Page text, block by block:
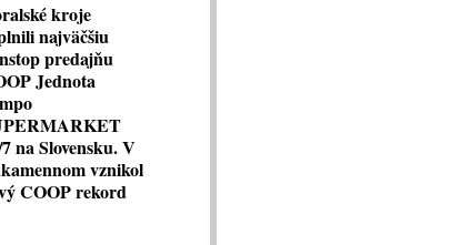
kroje
najväčšiu
predajňu
Jednota
na Slovensku. V
vznikol
COOP rekord